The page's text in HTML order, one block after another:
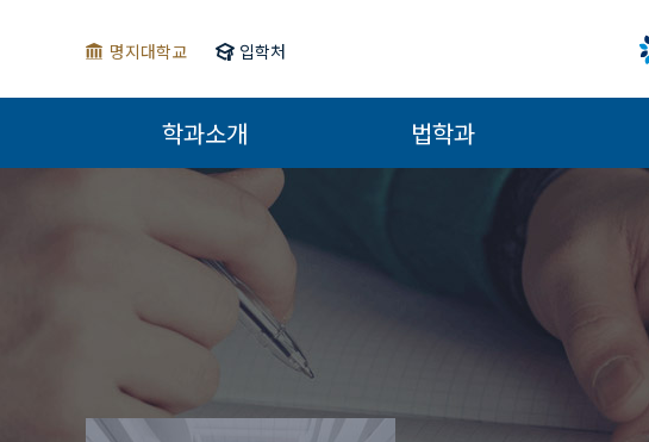
명지대학교 입학처
학과소개 법학과